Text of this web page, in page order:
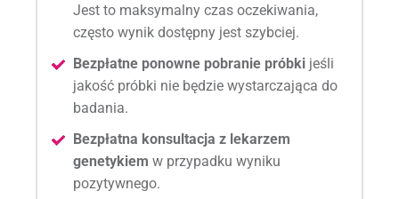
Jest to maksymalny czas oczekiwania,
często wynik dostępny jest szybciej.
Bezpłatne ponowne pobranie próbki jeśli
jakość próbki nie będzie wystarczająca do
badania.
Bezpłatna konsultacja z lekarzem
genetykiem w przypadku wyniku
pozytywnego.